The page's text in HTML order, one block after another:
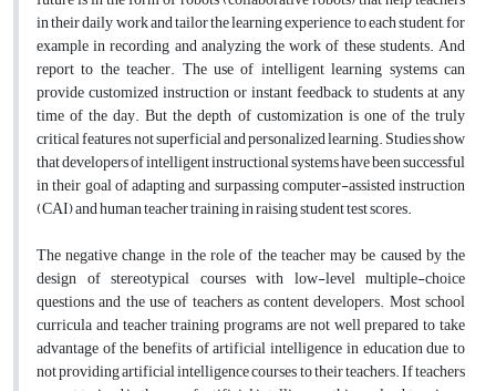
in their daily work and tailor the learning experience to each student, for
example in recording and analyzing the work of these students. And
report to the teacher. The use of intelligent learning systems can
provide customized instruction or instant feedback to students at any
time of the day. But the depth of customization is one of the truly
critical features, not superficial and personalized learning. Studies show
that developers of intelligent instructional systems have been successful
in their goal of adapting and surpassing computer-assisted instruction
(CAI) and human teacher training in raising student test scores.
The negative change in the role of the teacher may be caused by the
design of stereotypical courses with low-level multiple-choice
questions and the use of teachers as content developers. Most school
curricula and teacher training programs are not well prepared to take
advantage of the benefits of artificial intelligence in education due to
not providing artificial intelligence courses to their teachers. If teachers